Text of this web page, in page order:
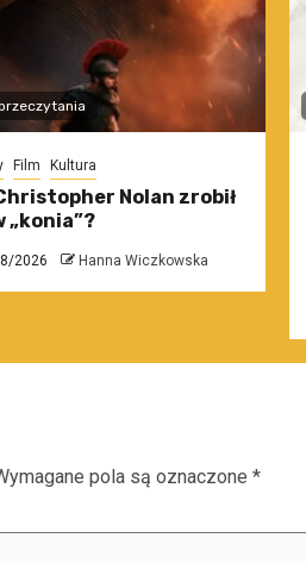
Film Kultura
Nolan zrobił
„konia”?
2026 Hanna Wiczkowska
pola są oznaczone *